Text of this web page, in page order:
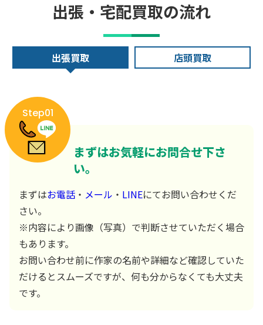
出張・宅配買取の流れ
出張買取 店頭買取
Step01
まずはお気軽にお問合せ下さ
い。
まずはお電話 ・ メール ・ LINEにてお問い合わせくだ
さい。
※内容により画像（写真）で判断させていただく場合
もあります。
お問い合わせ前に作家の名前や詳細など確認していた
だけるとスムーズですが、何も分からなくても大丈夫
です。